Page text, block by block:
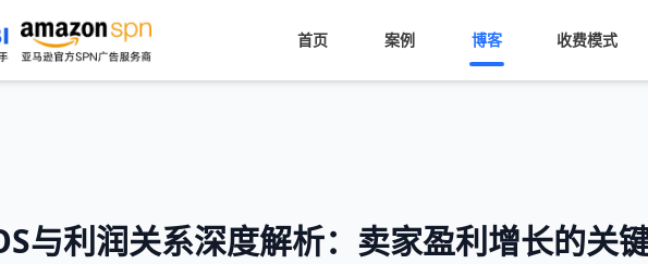
首页 案例 博客 收费模式
与利润关系深度解析：卖家盈利增长的关